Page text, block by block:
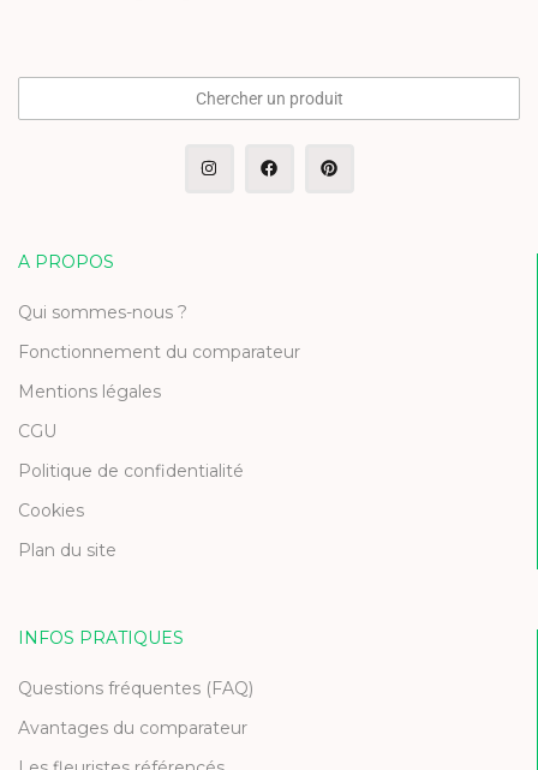
Chercher un produit
A PROPOS
Qui sommes-nous ?
Fonctionnement du comparateur
Mentions légales
CGU
Politique de confidentialité
Cookies
Plan du site
INFOS PRATIQUES
Questions fréquentes (FAQ)
Avantages du comparateur